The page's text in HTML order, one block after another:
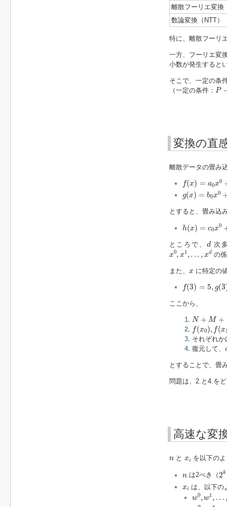
離散フーリエ変換
数論変換（NTT）
特に、離散フーリ
一方、フーリエ変
小数が発生すると
そこで、一定の条
（一定の条件： P
P−
変換の直
離散データの畳み
f(x) = a0x0
(x = a
g(x) = b0x0
g (x )= 0x +
とすると、畳み込
h(x) = c0x0
h (x )= +c
ところで、 dd次
x0, x1,. . . , xd
x0,x 1,. ., x
の
また、 x
x に特定の
f(3) = 5, g(3
(3)= g(3 =−
ここから、
N + M +
N+ M +1
f(x0), f(x
(x 0 , x1
それぞれ
復元して、
とすることで、畳
問題は、2.と4.を
高速な変
n
nと xi
xi を以下の
n
nは2べき（2kk
xi
xi は、以下の
w0, w1, . . .
w 0 w 1 ,
n
n